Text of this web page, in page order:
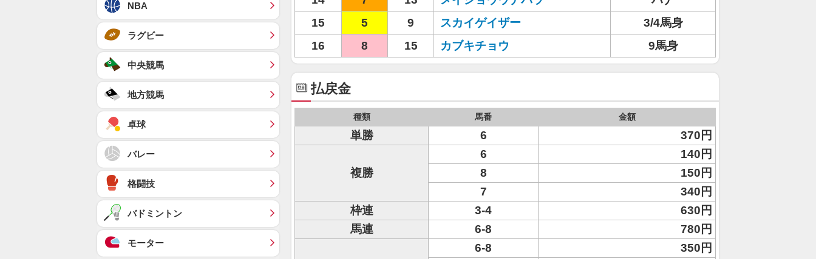
15
5 9 スカイゲイザー
3/4馬身
16
8 15 カブキチョウ 9馬身
払戻金
種類 馬番 金額
単勝 6 370円
複勝
6
140円
8
150円
7
340円
枠連
3-4
630円
馬連
6-8 780円
6-8
350円
NBA
ラグビー
中央競馬
地方競馬
卓球
バレー
格闘技
バドミントン
モーター